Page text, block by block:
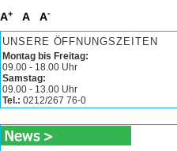
A+ A A-
UNSERE ÖFFNUNGSZEITEN
Montag bis Freitag:
09.00 - 18.00 Uhr
Samstag:
09.00 - 13.00 Uhr
Tel.: 0212/267 76-0